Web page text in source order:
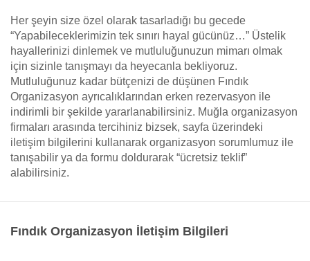
Her şeyin size özel olarak tasarladığı bu gecede
“Yapabileceklerimizin tek sınırı hayal gücünüz…” Üstelik
hayallerinizi dinlemek ve mutluluğunuzun mimarı olmak
için sizinle tanışmayı da heyecanla bekliyoruz.
Mutluluğunuz kadar bütçenizi de düşünen Fındık
Organizasyon ayrıcalıklarından erken rezervasyon ile
indirimli bir şekilde yararlanabilirsiniz. Muğla organizasyon
firmaları arasında tercihiniz bizsek, sayfa üzerindeki
iletişim bilgilerini kullanarak organizasyon sorumlumuz ile
tanışabilir ya da formu doldurarak “ücretsiz teklif”
alabilirsiniz.
Fındık Organizasyon İletişim Bilgileri